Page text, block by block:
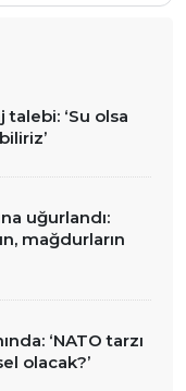
‘Su olsa
uğurlandı:
mağdurların
‘NATO tarzı
olacak?’